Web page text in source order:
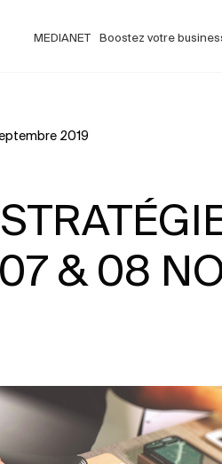
MEDIANET Boostez votre
2019
& 08